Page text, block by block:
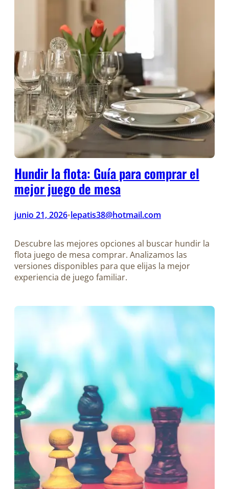
Hundir la flota: Guía para comprar el
mejor juego de mesa
junio 21, 2026•lepatis38@hotmail.com
Descubre las mejores opciones al buscar hundir la
flota juego de mesa comprar. Analizamos las
versiones disponibles para que elijas la mejor
experiencia de juego familiar.